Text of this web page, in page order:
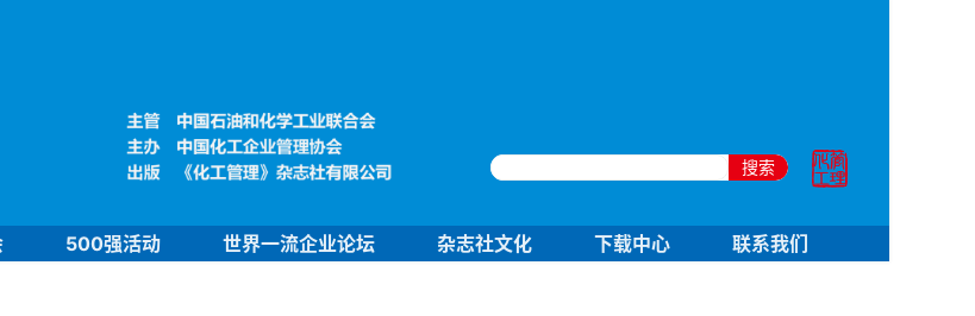
搜索
500强活动 世界一流企业论坛 杂志社文化 下载中心 联系我们